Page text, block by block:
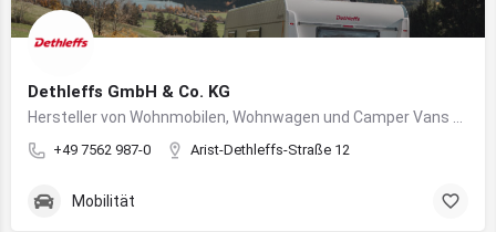
Dethleffs GmbH & Co. KG
+49 7562 987-0 Arist-Dethleffs-Straße 12
Mobilität